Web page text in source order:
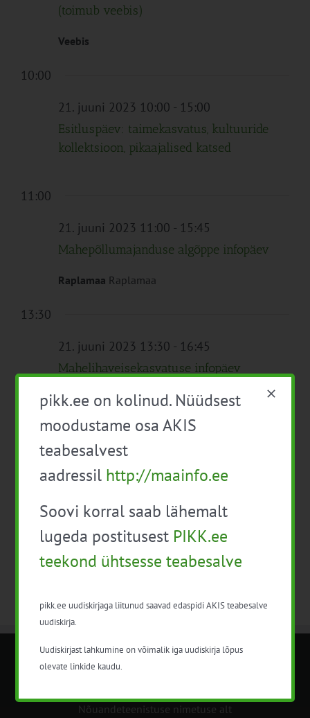
(toimub veebis)
Veebis
10:00
21. juuni 2023 10:00 - 15:00
Esitluspäev: taimekasvatus, kultuuride
kollektsioon, pikaajalised katsed
11:00
21. juuni 2023 11:00 - 15:45
Mahepõllumajanduse algõppe infopäev
Raplamaa Raplamaa
13:30
21. juuni 2023 13:30 - 16:45
Mahelihaveisekasvatuse infopäev
Veebis
Eelmine päev Järgmine päev
METK NÕUANDETEENISTUS
Nõuandeteenistuse nimetuse alt
pikk.ee on kolinud. Nüüdsest
moodustame osa AKIS
teabesalvest
aadressil http://maainfo.ee
Soovi korral saab lähemalt
lugeda postitusest PIKK.ee
teekond ühtsesse teabesalve
pikk.ee uudiskirjaga liitunud saavad edaspidi AKIS teabesalve
uudiskirja.
Uudiskirjast lahkumine on võimalik iga uudiskirja lõpus
olevate linkide kaudu.